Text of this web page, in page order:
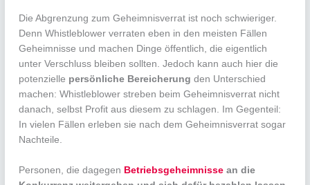
Die Abgrenzung zum Geheimnisverrat ist noch schwieriger.
Denn Whistleblower verraten eben in den meisten Fällen
Geheimnisse und machen Dinge öffentlich, die eigentlich
unter Verschluss bleiben sollten. Jedoch kann auch hier die
potenzielle persönliche Bereicherung den Unterschied
machen: Whistleblower streben beim Geheimnisverrat nicht
danach, selbst Profit aus diesem zu schlagen. Im Gegenteil:
In vielen Fällen erleben sie nach dem Geheimnisverrat sogar
Nachteile.
Personen, die dagegen Betriebsgeheimnisse an die